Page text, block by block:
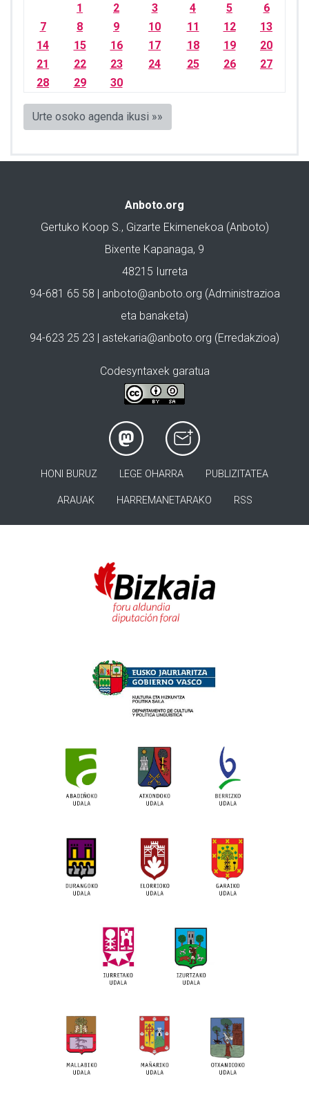
1
2 3 4 5
6
7
8 9 10 11 12
13
14
15 16 17 18 19
20
21
22 23 24 25 26
27
28
29 30
Urte osoko agenda ikusi »»
Anboto.org
Gertuko Koop S., Gizarte Ekimenekoa (Anboto)
Bixente Kapanaga, 9
48215 Iurreta
94-681 65 58 | anboto@anboto.org (Administrazioa
eta banaketa)
94-623 25 23 | astekaria@anboto.org (Erredakzioa)
Codesyntaxek garatua
HONI BURUZ LEGE OHARRA PUBLIZITATEA
ARAUAK HARREMANETARAKO RSS